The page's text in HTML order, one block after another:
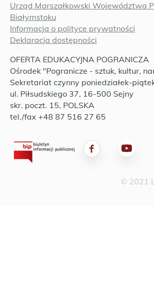
Urząd Marszałkowski Województwa
Białymstoku
Informacja o polityce prywatności
Deklaracja dostępności
OFERTA EDUKACYJNA POGRANICZA
Ośrodek "Pogranicze - sztuk, kultur,
Sekretariat czynny poniedziałek-
ul. Piłsudskiego 37, 16-500 Sejny
skr. poczt. 15, POLSKA
tel./fax +48 87 516 27 65
© 2021